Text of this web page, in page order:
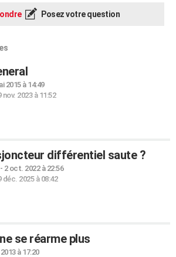
Posez votre question
2015 à 14:49
nov. 2023 à 11:52
différentiel saute ?
2 oct. 2022 à 22:56
déc. 2025 à 08:42
se réarme plus
à 17:20